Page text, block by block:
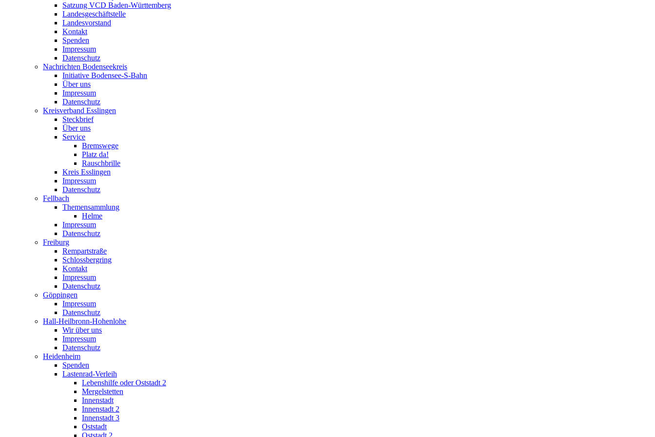
Satzung VCD Baden-Württemberg
Landesgeschäftstelle
Landesvorstand
Kontakt
Spenden
Impressum
Datenschutz
Nachrichten Bodenseekreis
Initiative Bodensee-S-Bahn
Über uns
Impressum
Datenschutz
Kreisverband Esslingen
Steckbrief
Über uns
Service
Bremswege
Platz da!
Rauschbrille
Kreis Esslingen
Impressum
Datenschutz
Fellbach
Themensammlung
Helme
Impressum
Datenschutz
Freiburg
Rempartstraße
Schlossbergring
Kontakt
Impressum
Datenschutz
Göppingen
Impressum
Datenschutz
Hall-Heilbronn-Hohenlohe
Wir über uns
Impressum
Datenschutz
Heidenheim
Spenden
Lastenrad-Verleih
Lebenshilfe oder Oststadt 2
Mergelstetten
Innenstadt
Innenstadt 2
Innenstadt 3
Oststadt
Oststadt 2